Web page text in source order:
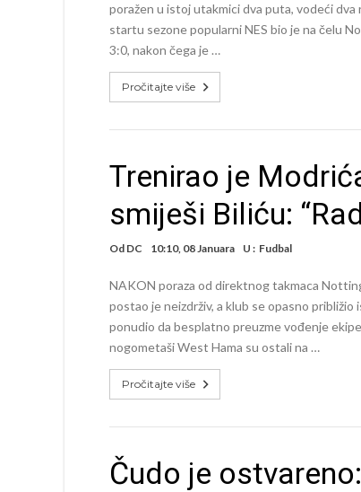
poražen u istoj utakmici dva puta, vodeći dva
startu sezone popularni NES bio je na čelu
3:0, nakon čega je …
Pročitajte više
Trenirao je
smiješi Biliću:
Od DC 10:10, 08 Januara U : Fudbal
NAKON poraza od direktnog takmaca
postao je neizdrživ, a klub se opasno približio
ponudio da besplatno preuzme vođenje
nogometaši West Hama su ostali na …
Pročitajte više
Čudo je